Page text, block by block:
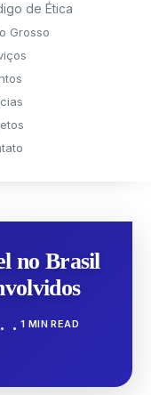
de Ética
Grosso
no Brasil
1 MIN READ